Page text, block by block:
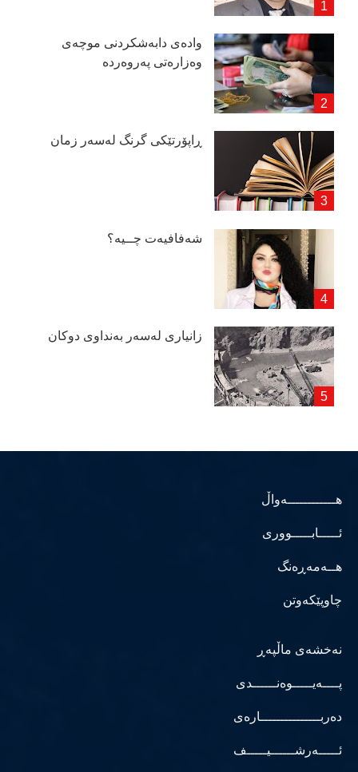
وادەی دابەشكردنی موچەی
وەزارەتی پەروەردە
ڕاپۆرتێكی گرنگ لەسەر زمان
شەفافیەت چــیە؟
زانیاری لەسەر بەنداوی دوكان
هــــــــــــەواڵ
ئـــــابـــــووری
هــەمەڕەنگ
چاوپێکەوتن
نەخشەی ماڵپەڕ
پــــەیـــــوەنــــــدی
دەربـــــــــــــــارەی
ئـــــەرشــــــیـــــف